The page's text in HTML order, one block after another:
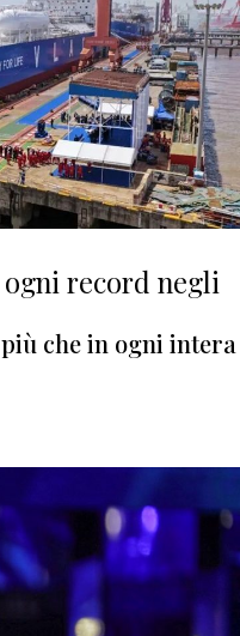
record negli
che in ogni intera